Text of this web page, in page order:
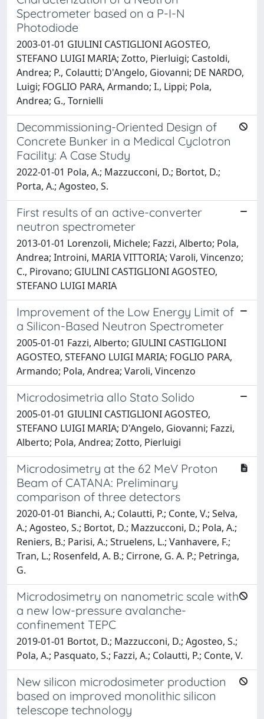
Spectrometer based on a P-I-N
Photodiode
2003-01-01 GIULINI CASTIGLIONI AGOSTEO,
STEFANO LUIGI MARIA; Zotto, Pierluigi; Castoldi,
Andrea; P., Colautti; D'Angelo, Giovanni; DE NARDO,
Luigi; FOGLIO PARA, Armando; I., Lippi; Pola,
Andrea; G., Tornielli
Decommissioning-Oriented Design of
Concrete Bunker in a Medical Cyclotron
Facility: A Case Study
2022-01-01 Pola, A.; Mazzucconi, D.; Bortot, D.;
Porta, A.; Agosteo, S.
First results of an active-converter
neutron spectrometer
2013-01-01 Lorenzoli, Michele; Fazzi, Alberto; Pola,
Andrea; Introini, MARIA VITTORIA; Varoli, Vincenzo;
C., Pirovano; GIULINI CASTIGLIONI AGOSTEO,
STEFANO LUIGI MARIA
Improvement of the Low Energy Limit of
a Silicon-Based Neutron Spectrometer
2005-01-01 Fazzi, Alberto; GIULINI CASTIGLIONI
AGOSTEO, STEFANO LUIGI MARIA; FOGLIO PARA,
Armando; Pola, Andrea; Varoli, Vincenzo
Microdosimetria allo Stato Solido
2005-01-01 GIULINI CASTIGLIONI AGOSTEO,
STEFANO LUIGI MARIA; D'Angelo, Giovanni; Fazzi,
Alberto; Pola, Andrea; Zotto, Pierluigi
Microdosimetry at the 62 MeV Proton
Beam of CATANA: Preliminary
comparison of three detectors
2020-01-01 Bianchi, A.; Colautti, P.; Conte, V.; Selva,
A.; Agosteo, S.; Bortot, D.; Mazzucconi, D.; Pola, A.;
Reniers, B.; Parisi, A.; Struelens, L.; Vanhavere, F.;
Tran, L.; Rosenfeld, A. B.; Cirrone, G. A. P.; Petringa,
G.
Microdosimetry on nanometric scale with
a new low-pressure avalanche-
confinement TEPC
2019-01-01 Bortot, D.; Mazzucconi, D.; Agosteo, S.;
Pola, A.; Pasquato, S.; Fazzi, A.; Colautti, P.; Conte, V.
New silicon microdosimeter production
based on improved monolithic silicon
telescope technology